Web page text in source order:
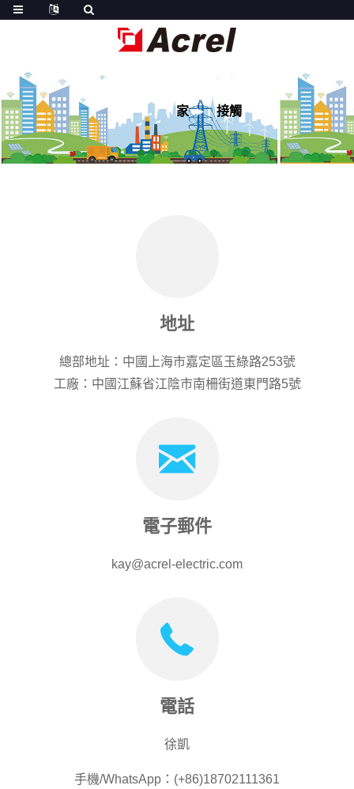
家 接觸
地址
總部地址：中國上海市嘉定區玉綠路253號
工廠：中國江蘇省江陰市南柵街道東門路5號
電子郵件
kay@acrel-electric.com
電話
徐凱
手機/WhatsApp：(+86)18702111361